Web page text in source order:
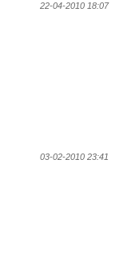
22-04-2010 18:07
03-02-2010 23:41